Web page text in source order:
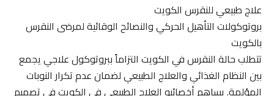
علاج طبيعي للنقرس الكويت
بروتوكولات التأهيل الحركي والنصائح الوقائية لمرضى النقرس
بالكويت
تتطلب حالة النقرس في الكويت التزاماً ببروتوكول علاجي يجمع
بين النظام الغذائي والعلاج الطبيعي لضمان عدم تكرار النوبات
المؤلمة. يساهم أخصائيو العلاج الطبيعي في الكويت في تصميم